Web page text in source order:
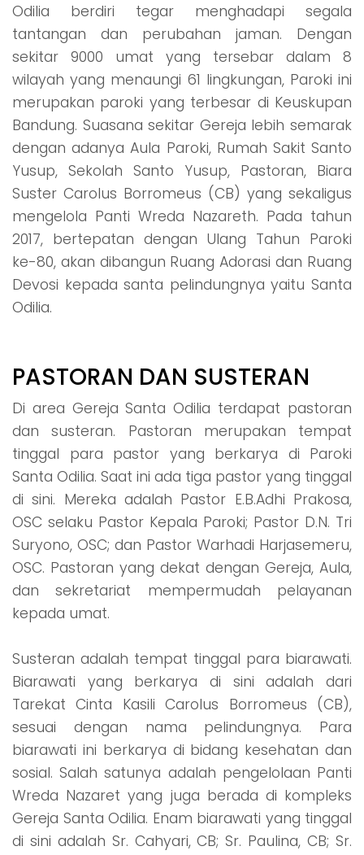
Odilia berdiri tegar menghadapi segala
tantangan dan perubahan jaman. Dengan
sekitar 9000 umat yang tersebar dalam 8
wilayah yang menaungi 61 lingkungan, Paroki ini
merupakan paroki yang terbesar di Keuskupan
Bandung. Suasana sekitar Gereja lebih semarak
dengan adanya Aula Paroki, Rumah Sakit Santo
Yusup, Sekolah Santo Yusup, Pastoran, Biara
Suster Carolus Borromeus (CB) yang sekaligus
mengelola Panti Wreda Nazareth. Pada tahun
2017, bertepatan dengan Ulang Tahun Paroki
ke-80, akan dibangun Ruang Adorasi dan Ruang
Devosi kepada santa pelindungnya yaitu Santa
Odilia.
PASTORAN DAN SUSTERAN
Di area Gereja Santa Odilia terdapat pastoran
dan susteran. Pastoran merupakan tempat
tinggal para pastor yang berkarya di Paroki
Santa Odilia. Saat ini ada tiga pastor yang tinggal
di sini. Mereka adalah Pastor E.B.Adhi Prakosa,
OSC selaku Pastor Kepala Paroki; Pastor D.N. Tri
Suryono, OSC; dan Pastor Warhadi Harjasemeru,
OSC. Pastoran yang dekat dengan Gereja, Aula,
dan sekretariat mempermudah pelayanan
kepada umat.
Susteran adalah tempat tinggal para biarawati.
Biarawati yang berkarya di sini adalah dari
Tarekat Cinta Kasili Carolus Borromeus (CB),
sesuai dengan nama pelindungnya. Para
biarawati ini berkarya di bidang kesehatan dan
sosial. Salah satunya adalah pengelolaan Panti
Wreda Nazaret yang juga berada di kompleks
Gereja Santa Odilia. Enam biarawati yang tinggal
di sini adalah Sr. Cahyari, CB; Sr. Paulina, CB; Sr.